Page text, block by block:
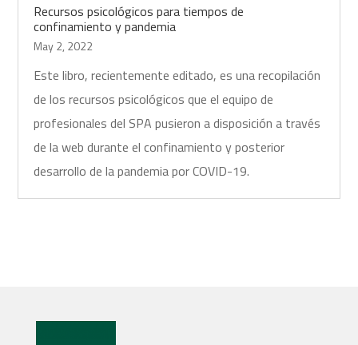
Recursos psicológicos para tiempos de
confinamiento y pandemia
May 2, 2022
Este libro, recientemente editado, es una recopilación
de los recursos psicológicos que el equipo de
profesionales del SPA pusieron a disposición a través
de la web durante el confinamiento y posterior
desarrollo de la pandemia por COVID-19.